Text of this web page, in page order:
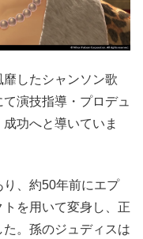
したシャンソン歌
演技指導・プロデュ
功へと導いていま
、約50年前にエプ
を用いて変身し、正
。孫のジュディスは